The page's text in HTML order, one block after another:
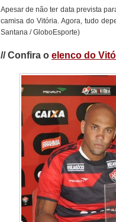
Apesar de não ter data prevista
camisa do Vitória. Agora, tudo
Santana / GloboEsporte)
// Confira o elenco do